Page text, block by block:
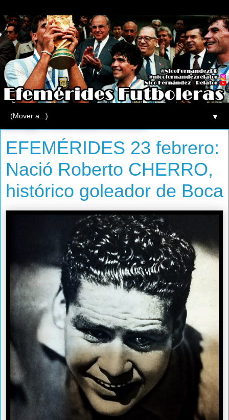
▼
domingo, 23 de febrero de 2014
EFEMÉRIDES 23 febrero:
Nació Roberto CHERRO,
histórico goleador de Boca